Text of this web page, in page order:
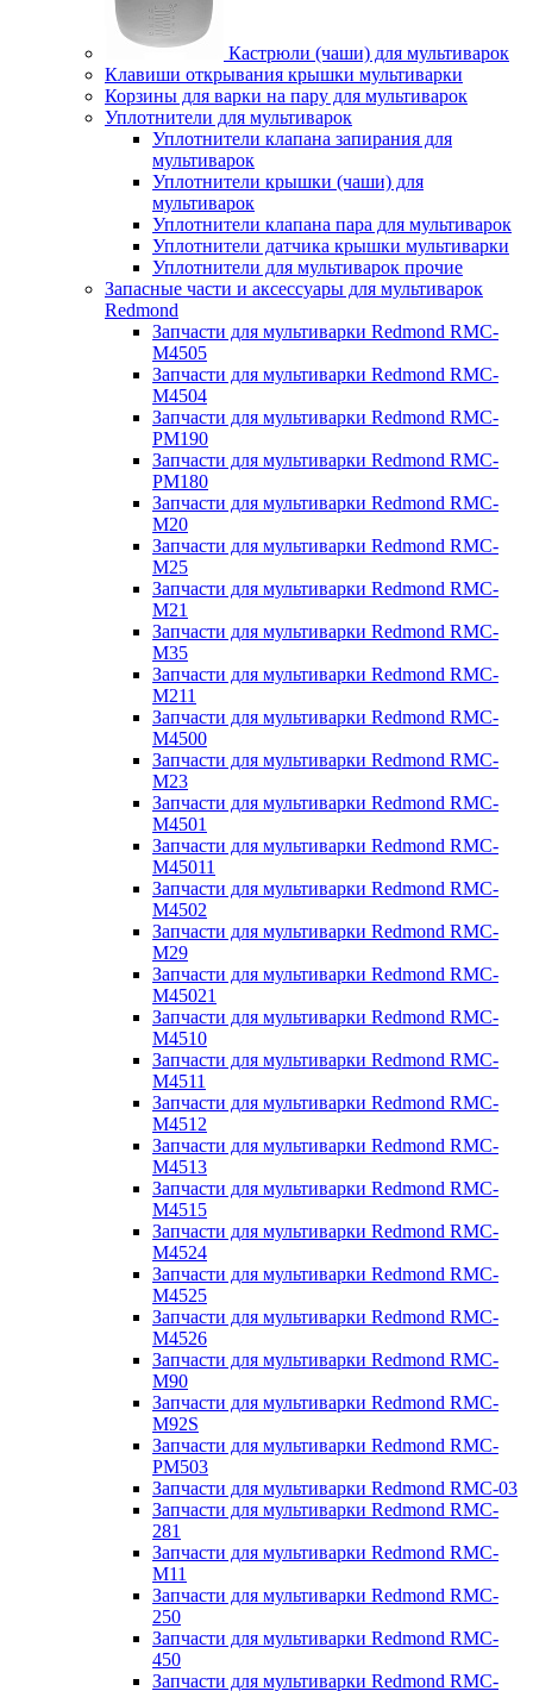
Кастрюли (чаши) для мультиварок
Клавиши открывания крышки мультиварки
Корзины для варки на пару для мультиварок
Уплотнители для мультиварок
Уплотнители клапана запирания для
мультиварок
Уплотнители крышки (чаши) для
мультиварок
Уплотнители клапана пара для мультиварок
Уплотнители датчика крышки мультиварки
Уплотнители для мультиварок прочие
Запасные части и аксессуары для мультиварок
Redmond
Запчасти для мультиварки Redmond RMC-
M4505
Запчасти для мультиварки Redmond RMC-
M4504
Запчасти для мультиварки Redmond RMC-
PM190
Запчасти для мультиварки Redmond RMC-
PM180
Запчасти для мультиварки Redmond RMC-
M20
Запчасти для мультиварки Redmond RMC-
M25
Запчасти для мультиварки Redmond RMC-
M21
Запчасти для мультиварки Redmond RMC-
M35
Запчасти для мультиварки Redmond RMC-
M211
Запчасти для мультиварки Redmond RMC-
M4500
Запчасти для мультиварки Redmond RMC-
M23
Запчасти для мультиварки Redmond RMC-
M4501
Запчасти для мультиварки Redmond RMC-
M45011
Запчасти для мультиварки Redmond RMC-
M4502
Запчасти для мультиварки Redmond RMC-
M29
Запчасти для мультиварки Redmond RMC-
M45021
Запчасти для мультиварки Redmond RMC-
M4510
Запчасти для мультиварки Redmond RMC-
M4511
Запчасти для мультиварки Redmond RMC-
M4512
Запчасти для мультиварки Redmond RMC-
M4513
Запчасти для мультиварки Redmond RMC-
M4515
Запчасти для мультиварки Redmond RMC-
M4524
Запчасти для мультиварки Redmond RMC-
M4525
Запчасти для мультиварки Redmond RMC-
M4526
Запчасти для мультиварки Redmond RMC-
M90
Запчасти для мультиварки Redmond RMC-
M92S
Запчасти для мультиварки Redmond RMC-
PM503
Запчасти для мультиварки Redmond RMC-03
Запчасти для мультиварки Redmond RMC-
281
Запчасти для мультиварки Redmond RMC-
M11
Запчасти для мультиварки Redmond RMC-
250
Запчасти для мультиварки Redmond RMC-
450
Запчасти для мультиварки Redmond RMC-